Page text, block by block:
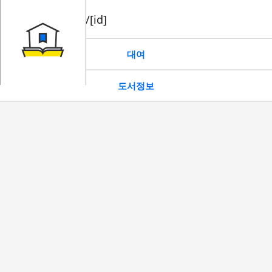
book/rent/[id]
대여
도서정보